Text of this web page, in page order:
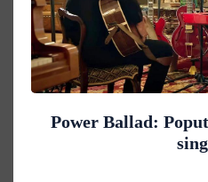
Power Ballad: